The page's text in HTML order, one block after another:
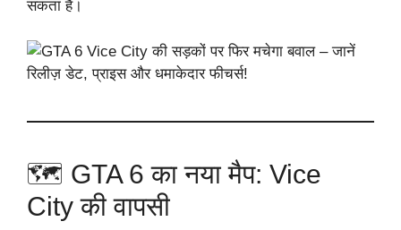
सकता है।
🗺️ GTA 6 का नया मैप: Vice
City की वापसी